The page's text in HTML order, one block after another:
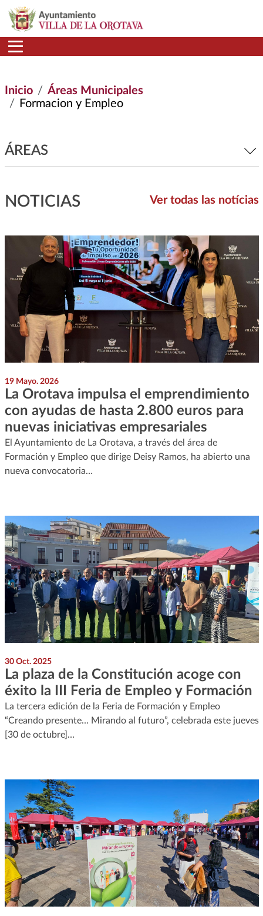
Pasar al contenido principal
Inicio
Áreas Municipales
Formacion y Empleo
ÁREAS
NOTICIAS Ver todas las notícias
19 Mayo. 2026
La Orotava impulsa el emprendimiento
con ayudas de hasta 2.800 euros para
nuevas iniciativas empresariales
El Ayuntamiento de La Orotava, a través del área de
Formación y Empleo que dirige Deisy Ramos, ha abierto una
nueva convocatoria…
30 Oct. 2025
La plaza de la Constitución acoge con
éxito la III Feria de Empleo y Formación
La tercera edición de la Feria de Formación y Empleo
“Creando presente… Mirando al futuro”, celebrada este jueves
[30 de octubre]…